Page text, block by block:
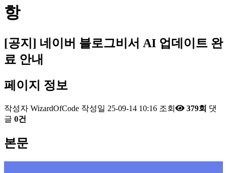
항
[공지] 네이버 블로그비서 AI 업데이트 완
료 안내
페이지 정보
작성자 WizardOfCode 작성일 25-09-14 10:16 조회 379회 댓
글 0건
본문